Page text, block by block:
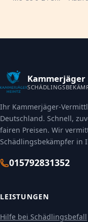
Kammerjäger
Ihr Kammerjäger-
Deutschland. Schnell,
fairen Preisen. Wir
Schädlingsbekämpfer in
015792831352
LEISTUNGEN
Hilfe bei Schädlingsbefall